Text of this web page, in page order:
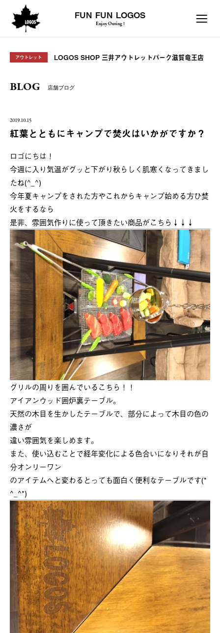
FUN FUN LOGOS
Enjoy Outing !
アウトレット LOGOS SHOP 三井アウトレットパーク滋賀竜王店
BLOG 店舗ブログ
2019.10.15
紅葉とともにキャンプで焚火はいかがですか？
ロゴにちは！
今週に入り気温がグッと下がり秋らしく肌寒くなってきまし
たね(^_^)
今年夏キャンプをされた方やこれからキャンプ始める方ひ焚
火をするなら
是非、雰囲気作りに使って頂きたい商品がこちら↓↓↓
グリルの周りを囲んでいるこちら！！
アイアンウッド囲炉裏テーブル。
天然の木目を生かしたテーブルで、部分によって木目の色の
濃さが
違い雰囲気を楽しめます。
また、使い込むことで経年変化による色合いになりそれが自
分オンリーワン
のアイテムへと変わるとっても面白く便利なテーブルです(*
^_^*)